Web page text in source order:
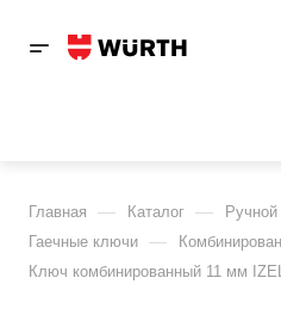
Главная — Каталог —
Гаечные ключи —
Ключ комбинированный 11 мм